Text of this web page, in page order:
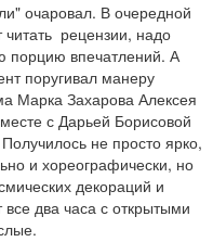
очаровал. В очередной
читать  рецензии, надо
порцию впечатлений. А
поругивал манеру
Марка Захарова Алексея
с Дарьей Борисовой
не просто ярко,
и хореографически, но
декораций и
все два часа с открытыми